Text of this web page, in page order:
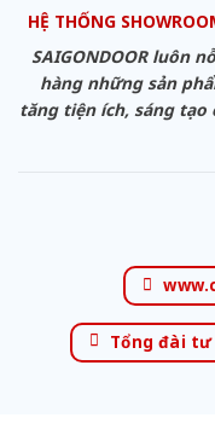
HỆ THỐNG
SAIGONDOOR luôn
hàng những sản
tăng tiện ích, sáng
Tổng đài tư